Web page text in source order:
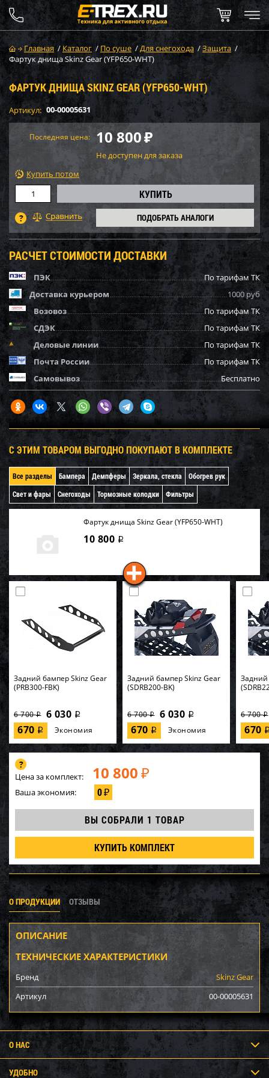
Главная / Каталог / По суше /Для снегохода /Защита /
Фартук днища Skinz Gear (YFP650-WHT)
ФАРТУК ДНИЩА SKINZ GEAR (YFP650-WHT)
Артикул: 00-00005631
Последняя цена: 10 800₽
Не доступен для заказа
Купить потом
ПОДОБРАТЬ АНАЛОГИ
РАСЧЕТ СТОИМОСТИ ДОСТАВКИ
ПЭК
По тарифам ТК
Доставка курьером
1000 руб
Возовоз
По тарифам ТК
СДЭК
По тарифам ТК
Деловые линии
По тарифам ТК
Почта России
По тарифам ТК
Самовывоз
Бесплатно
С ЭТИМ ТОВАРОМ ВЫГОДНО ПОКУПАЮТ В КОМПЛЕКТЕ
Все разделы Бампера Демпферы Зеркала, стекла
Обогрев рук
Свет и фары
Снегоходы Тормозные колодки Фильтры
Фартук днища Skinz Gear (YFP650-WHT)
10 800 i
Задний бампер Skinz Gear
(PRB300-FBK)
6 700i 6 030 i
670 i Экономия
Задний бампер Skinz Gear
(SDRB200-BK)
6 700i 6 030 i
670 i Экономия
Задний
6 700i
670
Цена за комплект: 10 800 ₽
Ваша экономия: 0₽
ВЫ СОБРАЛИ 1 ТОВАР
КУПИТЬ КОМПЛЕКТ
О ПРОДУКЦИИ ОТЗЫВЫ
ОПИСАНИЕ
ТЕХНИЧЕСКИЕ ХАРАКТЕРИСТИКИ
Бренд
Skinz Gear
Артикул
00-00005631
О НАС
УДОБНО